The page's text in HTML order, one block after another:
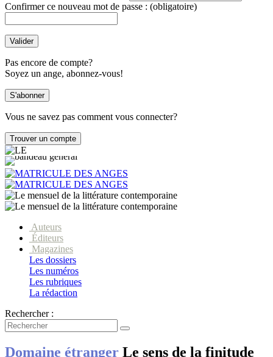
Confirmer ce nouveau mot de passe : (obligatoire)
Pas encore de compte?
Soyez un ange, abonnez-vous!
Vous ne savez pas comment vous connecter?
Auteurs
Éditeurs
Magazines
Les dossiers
Les numéros
Les rubriques
La rédaction
Rechercher :
Domaine étranger Le sens de la finitude